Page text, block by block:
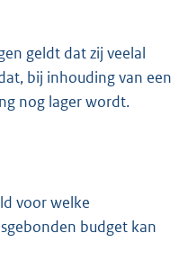
geldt dat zij veelal
bij inhouding van een
nog lager wordt.
voor welke
budget kan